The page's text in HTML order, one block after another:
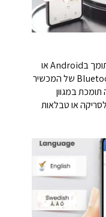
התקינו את האפליקציה בכל מכשיר שתומך בAndroid או
בApple והתחברו בקלות בעזרת הBluetooth של המכשיר
במגוון
לסריקה או טבלאות